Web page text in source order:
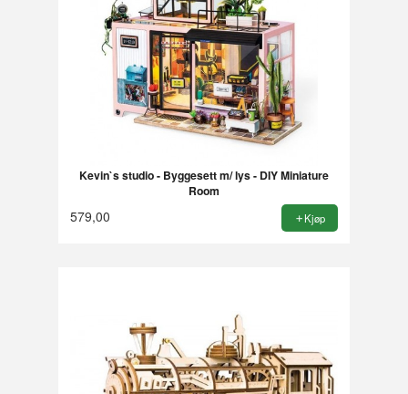
Kevin`s studio - Byggesett m/ lys - DIY Miniature
Room
579,00 Kjøp